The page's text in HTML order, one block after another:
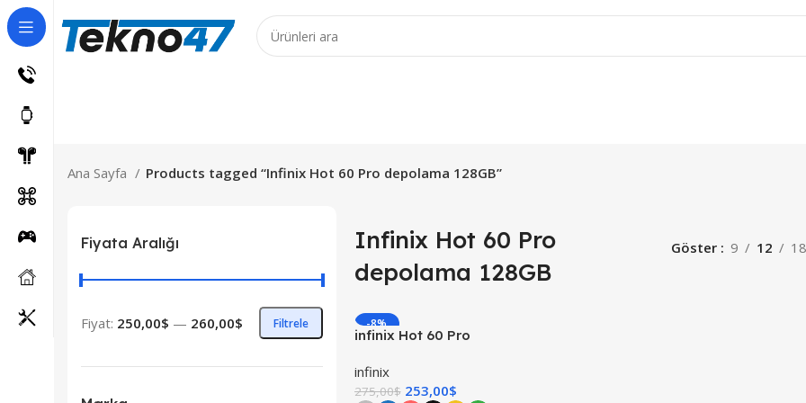
Ürünler için 7 iş günüdür!
Ana Sayfa Products tagged “Infinix Hot 60 Pro depolama 128GB”
Fiyata Aralığı
Filtrele
Fiyat: 250,00$ — 260,00$
Infinix Hot 60 Pro
depolama 128GB
Göster 9 12 18
-8%
YENI
infinix Hot 60 Pro
infinix
275,00$ 253,00$